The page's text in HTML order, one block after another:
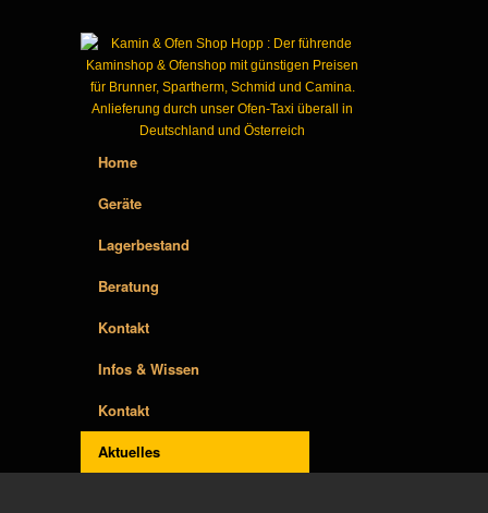
Home
Geräte
Lagerbestand
Beratung
Kontakt
Infos & Wissen
Kontakt
Aktuelles